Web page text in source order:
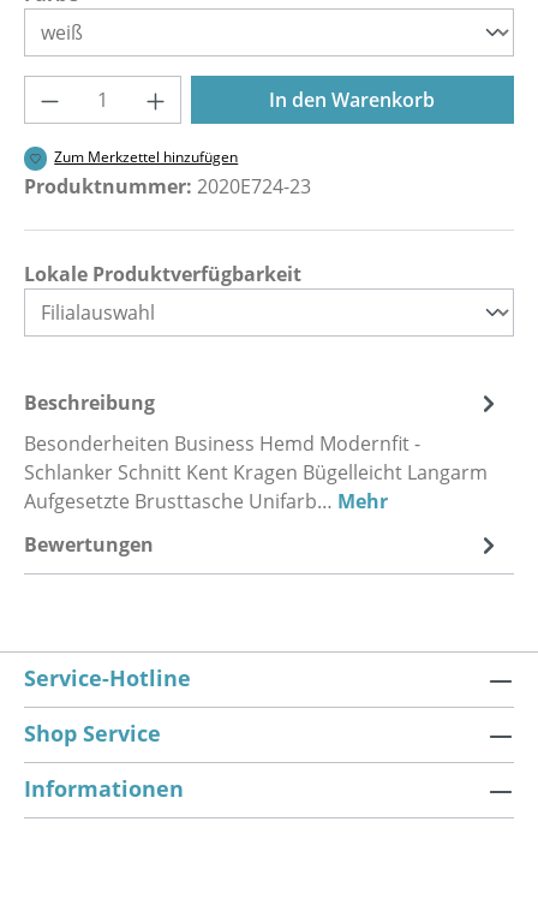
Produkt Anzahl: Gib den gewünschten
In den Warenkorb
Zum Merkzettel hinzufügen
Produktnummer: 2020E724-23
Lokale Produktverfügbarkeit
Beschreibung
Besonderheiten Business Hemd Modernfit -
Schlanker Schnitt Kent Kragen Bügelleicht Langarm
Aufgesetzte Brusttasche Unifarb… Mehr
Bewertungen
Service-Hotline
Shop Service
Informationen